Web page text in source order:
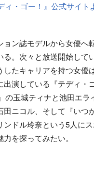
ィ・ゴー！』公式サイト
ン誌モデルから女優へ
る。次々と放送開始して
したキャリアを持つ女優
出演している『テディ・
の玉城ティナと池田エラ
田ニコル、そして『いつ
ンドル玲奈という5人に
を探ってみたい。